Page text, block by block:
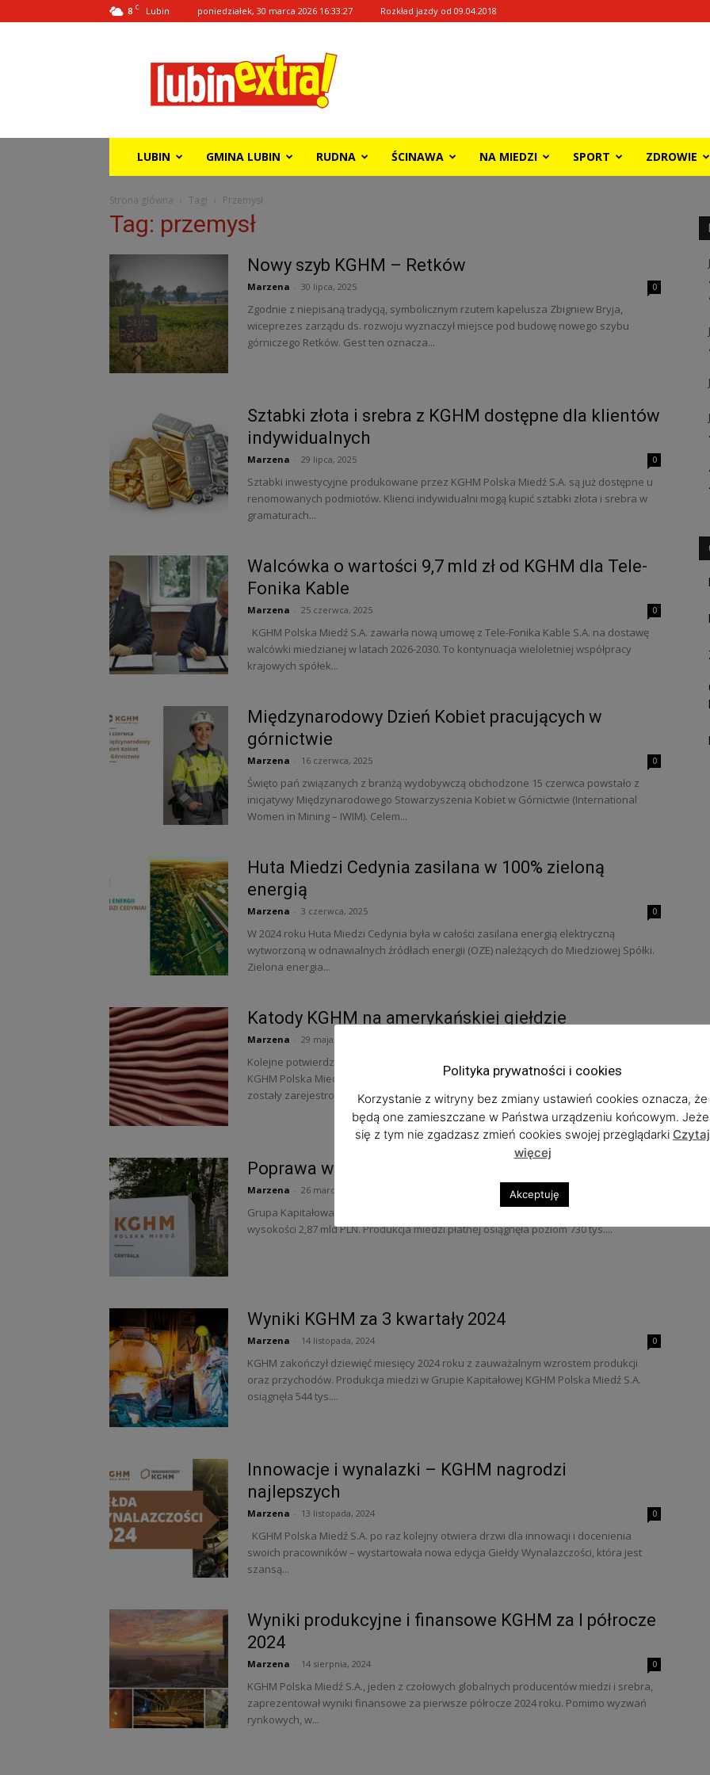
8 C Lubin poniedziałek, 30 marca 2026 16:33:27 Rozkład jazdy od 09.04.2018
Extra!
LUBIN GMINA LUBIN RUDNA ŚCINAWA NA MIEDZI SPORT ZDROWIE
Strona główna Tagi Przemysł
Tag: przemysł
Nowy szyb KGHM – Retków
Marzena 30 lipca, 2025 0
Zgodnie z niepisaną tradycją, symbolicznym rzutem kapelusza Zbigniew Bryja,
wiceprezes zarządu ds. rozwoju wyznaczył miejsce pod budowę nowego szybu
górniczego Retków. Gest ten oznacza...
Sztabki złota i srebra z KGHM dostępne dla klientów
indywidualnych
Marzena 29 lipca, 2025 0
Sztabki inwestycyjne produkowane przez KGHM Polska Miedź S.A. są już dostępne u
renomowanych podmiotów. Klienci indywidualni mogą kupić sztabki złota i srebra w
gramaturach...
Walcówka o wartości 9,7 mld zł od KGHM dla Tele-
Fonika Kable
Marzena 25 czerwca, 2025 0
KGHM Polska Miedź S.A. zawarła nową umowę z Tele-Fonika Kable S.A. na dostawę
walcówki miedzianej w latach 2026-2030. To kontynuacja wieloletniej współpracy
krajowych spółek...
Międzynarodowy Dzień Kobiet pracujących w
górnictwie
Marzena 16 czerwca, 2025 0
Święto pań związanych z branżą wydobywczą obchodzone 15 czerwca powstało z
inicjatywy Międzynarodowego Stowarzyszenia Kobiet w Górnictwie (International
Women in Mining – IWIM). Celem...
Huta Miedzi Cedynia zasilana w 100% zieloną
energią
Marzena 3 czerwca, 2025 0
W 2024 roku Huta Miedzi Cedynia była w całości zasilana energią elektryczną
wytworzoną w odnawialnych źródłach energii (OZE) należących do Miedziowej Spółki.
Zielona energia...
Katody KGHM na amerykańskiej giełdzie
Marzena 29 maja, 2025
Kolejne potwierdzenie najwyższej światowej jakości oraz stabilnej wielkości produkcji
KGHM Polska Miedź S.A. Katody miedziane produkowane w Hucie Miedzi "Głogów”
zostały zarejestrowane na amerykańskiej...
Poprawa wyników Grupy KGHM Polska Miedź S.A.
Marzena 26 marca, 2025
Grupa Kapitałowa KGHM Polska Miedź S.A. wypracowała w 2024 roku zysk netto w
wysokości 2,87 mld PLN. Produkcja miedzi płatnej osiągnęła poziom 730 tys....
Wyniki KGHM za 3 kwartały 2024
Marzena 14 listopada, 2024 0
KGHM zakończył dziewięć miesięcy 2024 roku z zauważalnym wzrostem produkcji
oraz przychodów. Produkcja miedzi w Grupie Kapitałowej KGHM Polska Miedź S.A.
osiągnęła 544 tys....
Innowacje i wynalazki – KGHM nagrodzi
najlepszych
Marzena 13 listopada, 2024 0
KGHM Polska Miedź S.A. po raz kolejny otwiera drzwi dla innowacji i docenienia
swoich pracowników – wystartowała nowa edycja Giełdy Wynalazczości, która jest
szansą...
Wyniki produkcyjne i finansowe KGHM za I półrocze
2024
Marzena 14 sierpnia, 2024 0
KGHM Polska Miedź S.A., jeden z czołowych globalnych producentów miedzi i srebra,
zaprezentował wyniki finansowe za pierwsze półrocze 2024 roku. Pomimo wyzwań
rynkowych, w...
Polityka prywatności i cookies
Korzystanie z witryny bez zmiany ustawień cookies oznacza, że
będą one zamieszczane w Państwa urządzeniu końcowym.
się z tym nie zgadzasz zmień cookies swojej przeglądarki Czytaj
więcej
Akceptuję